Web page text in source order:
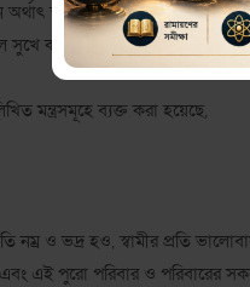
স্বামী-স্ত্রীকে একে অপরের
কাটায়।
মন্ত্রসমূহে ব্যক্ত করা হয়েছে,
নম্র ও ভদ্র হও, স্বামীর প্রতি
এই পুরো পরিবার ও পরিবারের